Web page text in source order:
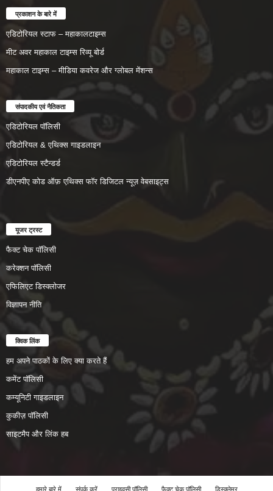
प्रकाशन के बारे में
एडिटोरियल स्टाफ – महाकालटाइम्स
मीट अवर महाकाल टाइम्स रिव्यू बोर्ड
महाकाल टाइम्स – मीडिया कवरेज और ग्लोबल मेंशन्स
संपादकीय एवं नैतिकता
एडिटोरियल पॉलिसी
एडिटोरियल & एथिक्स गाइडलाइन
एडिटोरियल स्टैन्डर्ड
डीएनपीए कोड ऑफ़ एथिक्स फॉर डिजिटल न्यूज़ वेबसाइट्स
यूजर ट्रस्ट
फैक्ट चेक पॉलिसी
करेक्शन पॉलिसी
एफिलिएट डिस्क्लोजर
विज्ञापन नीति
क्विक लिंक
हम अपने पाठकों के लिए क्या करते हैं
कमेंट पॉलिसी
कम्यूनिटी गाइडलाइन
कुकीज़ पॉलिसी
साइटमैप और लिंक हब
हमारे बारे में संपर्क करें प्राइवसी पॉलिसी फैक्ट चेक पॉलिसी डिस्क्लेमर